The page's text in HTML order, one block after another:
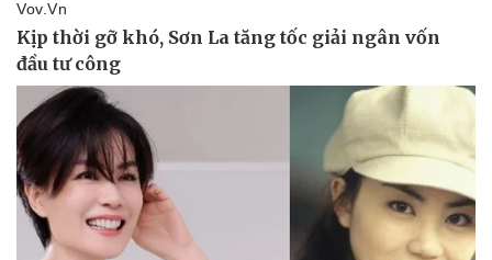
Lịch thi đấu bóng đá
Thế giới thể thao
eSports
Tư vấn